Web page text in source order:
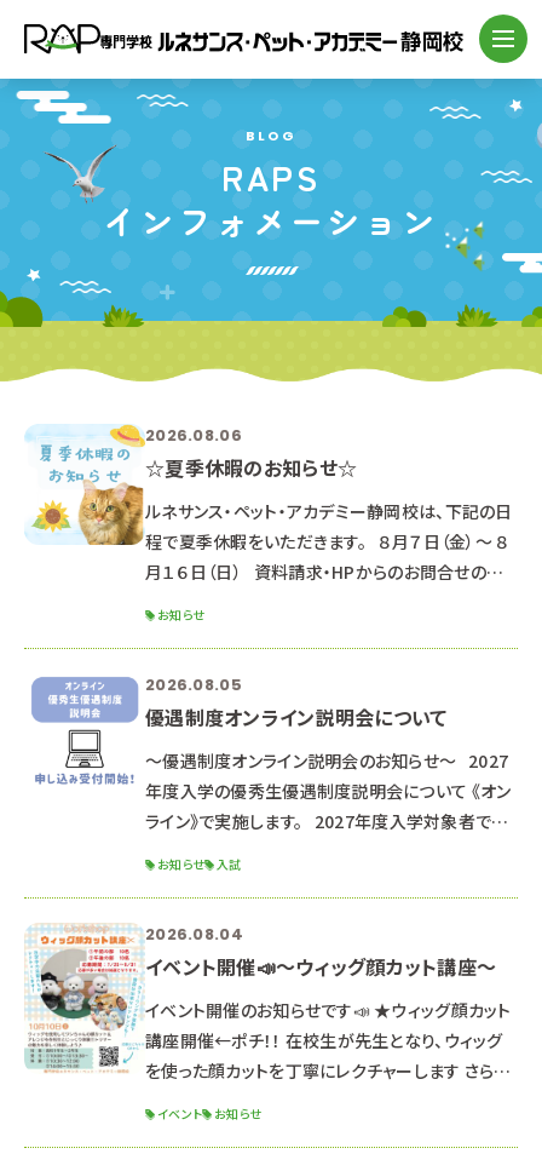
BLOG
RAPS
インフォメーション
2026.08.06
☆夏季休暇のお知らせ☆
ルネサンス・ペット・アカデミー静岡校は、下記の日
程で夏季休暇をいただきます。 ８月７日（金）～ ８
月１６日（日） 資料請求・HPからのお問合せのお
ス申し込み 返信が遅くなる可能性もありますが、
ご了承ください。 夏休み中の８月２２日(土)に、
オープンキャンパスを開催します。 学校の動物たち
も皆さんに会えることを
お知らせ
2026.08.05
優遇制度オンライン説明会について
～優遇制度オンライン説明会のお知らせ～ 2027
年度入学の優秀生優遇制度説明会について 《オン
ライン》で実施します。 2027年度入学対象者で優
説明会内容■ 優秀生優遇制度（特待生・通学支援
生）について 出願資格・特典・試験日程 選考までの
流れ 求める人材像 面接試験について 筆記試験に
ついて 小論文試験について &n
お知らせ 入試
2026.08.04
イベント開催📣～ウィッグ顔カット講座～
イベント開催のお知らせです📣 ★ウィッグ顔カット
講座開催←ポチ！！ 在校生が先生となり、ウィッグ
を使った顔カットを丁寧にレクチャーします さら
イベント お知らせ